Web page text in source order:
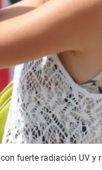
fuerte radiación UV y